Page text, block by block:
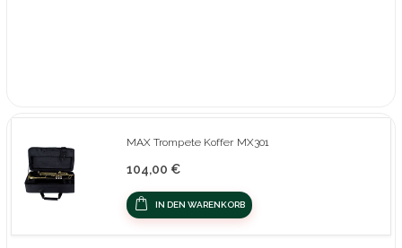
MAX Trompete Koffer MX301
104,00 €
IN DEN WARENKORB